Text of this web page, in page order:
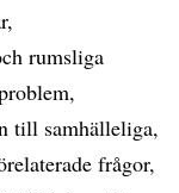
rumsliga
till samhälleliga,
frågor,